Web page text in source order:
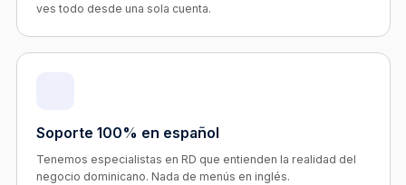
ves todo desde una sola cuenta.
Soporte 100% en español
Tenemos especialistas en RD que entienden la realidad del
negocio dominicano. Nada de menús en inglés.